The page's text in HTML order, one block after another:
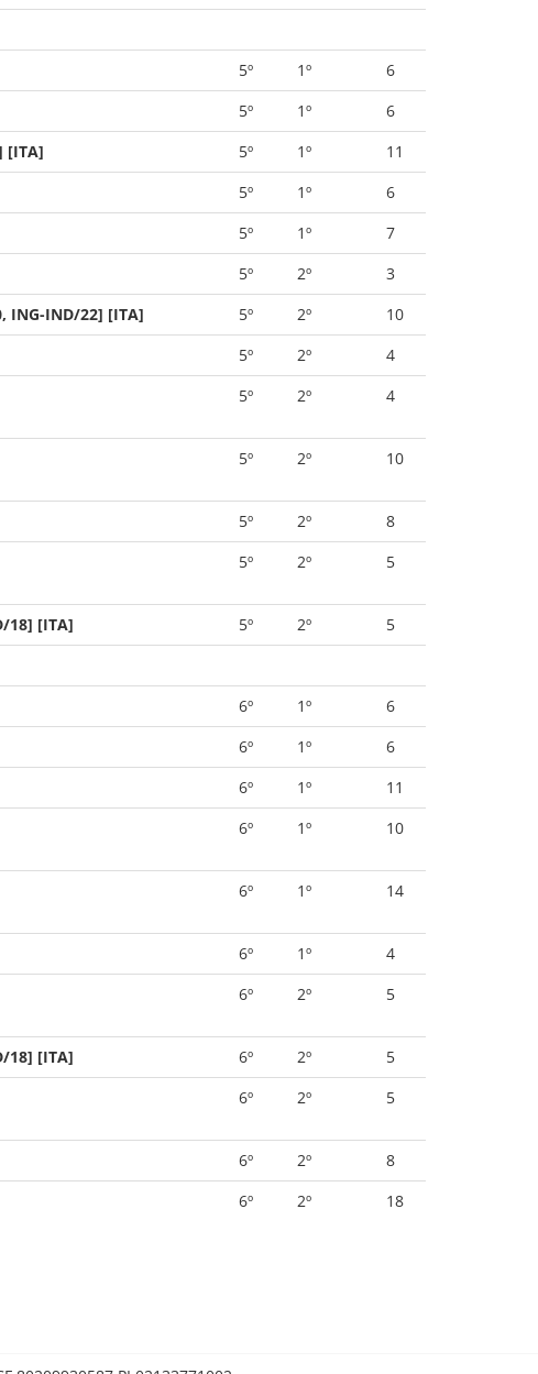
5º 1º
6
5º 1º
6
[ITA] 5º 1º
11
5º 1º
6
5º 1º
7
5º 2º
3
ING-IND/22] [ITA] 5º 2º
10
5º 2º
4
5º 2º 4
5º 2º 10
5º 2º
8
5º 2º 5
18] [ITA] 5º 2º
5
6º 1º
6
6º 1º
6
6º 1º
11
6º 1º 10
6º 1º 14
6º 1º
4
6º 2º 5
18] [ITA] 6º 2º
5
6º 2º 5
6º 2º
8
6º 2º 18